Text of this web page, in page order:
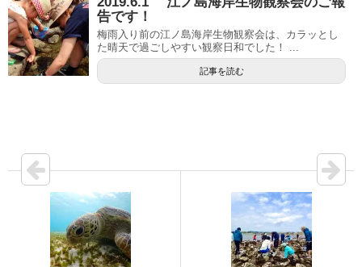
告です！
梅雨入り前の江ノ島海岸生物観察会は、カラッとし
た晴天で過ごしやすい観察日和でした！ ...
記事を読む